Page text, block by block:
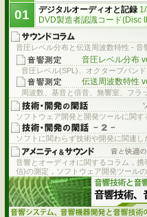
01 デジタルオーディオと記録
DVD製造者認識コード(Disc
音圧レベル分布と伝送周波数特性 - 音
音圧レベル分布
音圧レベル(SPL)、オクターブバン
伝送周波数特性
周波数、基音と倍音、無響室、フラ
ソフトウェア開発と開発ツールに関す
ソフトに関わらず技術や開発に関連し
音響とオーディオに関するコラム，携
信)の測定，ソフトウェア開発ツール